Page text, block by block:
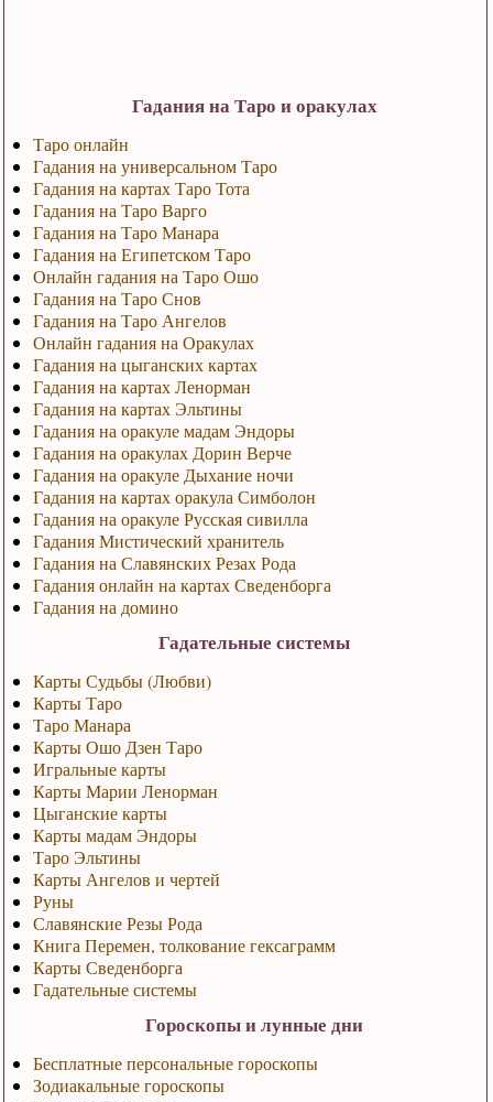
Гадания на Таро и оракулах
Таро онлайн
Гадания на универсальном Таро
Гадания на картах Таро Тота
Гадания на Таро Варго
Гадания на Таро Манара
Гадания на Египетском Таро
Онлайн гадания на Таро Ошо
Гадания на Таро Снов
Гадания на Таро Ангелов
Онлайн гадания на Оракулах
Гадания на цыганских картах
Гадания на картах Ленорман
Гадания на картах Эльтины
Гадания на оракуле мадам Эндоры
Гадания на оракулах Дорин Верче
Гадания на оракуле Дыхание ночи
Гадания на картах оракула Симболон
Гадания на оракуле Русская сивилла
Гадания Мистический хранитель
Гадания на Славянских Резах Рода
Гадания онлайн на картах Сведенборга
Гадания на домино
Гадательные системы
Карты Судьбы (Любви)
Карты Таро
Таро Манара
Карты Ошо Дзен Таро
Игральные карты
Карты Марии Ленорман
Цыганские карты
Карты мадам Эндоры
Таро Эльтины
Карты Ангелов и чертей
Руны
Славянские Резы Рода
Книга Перемен, толкование гексаграмм
Карты Сведенборга
Гадательные системы
Гороскопы и лунные дни
Бесплатные персональные гороскопы
Зодиакальные гороскопы